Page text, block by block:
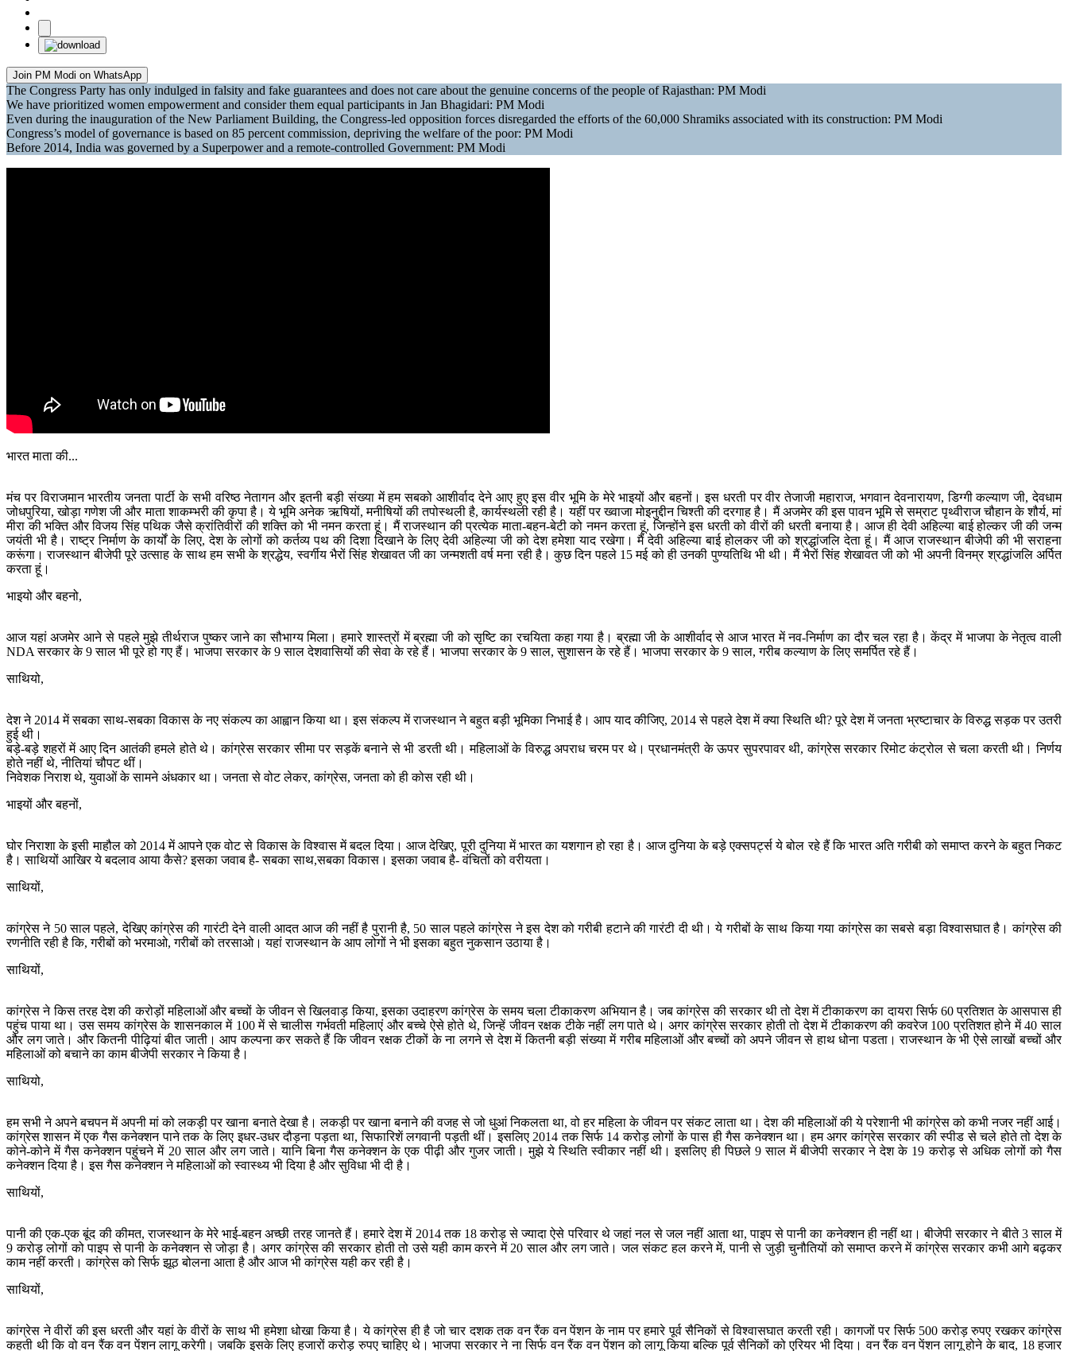
Join PM Modi on WhatsApp
The Congress Party has only indulged in falsity and fake guarantees and does not care about the genuine concerns of the people of Rajasthan: PM Modi
We have prioritized women empowerment and consider them equal participants in Jan Bhagidari: PM Modi
Even during the inauguration of the New Parliament Building, the Congress-led opposition forces disregarded the efforts of the 60,000 Shramiks associated with its construction: PM Modi
Congress’s model of governance is based on 85 percent commission, depriving the welfare of the poor: PM Modi
Before 2014, India was governed by a Superpower and a remote-controlled Government: PM Modi
भारत माता की...
मंच पर विराजमान भारतीय जनता पार्टी के सभी वरिष्ठ नेतागन और इतनी बड़ी संख्या में हम सबको आशीर्वाद देने आए हुए इस वीर भूमि के मेरे भाइयों और बहनों। इस धरती पर वीर तेजाजी महाराज, भगवान देवनारायण, डिग्गी कल्याण जी, देवधाम
जोधपुरिया, खोड़ा गणेश जी और माता शाकम्भरी की कृपा है। ये भूमि अनेक ऋषियों, मनीषियों की तपोस्थली है, कार्यस्थली रही है। यहीं पर ख्वाजा मोइनुद्दीन चिश्ती की दरगाह है। मैं अजमेर की इस पावन भूमि से सम्राट पृथ्वीराज चौहान के शौर्य, मां
मीरा की भक्ति और विजय सिंह पथिक जैसे क्रांतिवीरों की शक्ति को भी नमन करता हूं। मैं राजस्थान की प्रत्येक माता-बहन-बेटी को नमन करता हूं, जिन्होंने इस धरती को वीरों की धरती बनाया है। आज ही देवी अहिल्या बाई होल्कर जी की जन्म
जयंती भी है। राष्ट्र निर्माण के कार्यों के लिए, देश के लोगों को कर्तव्य पथ की दिशा दिखाने के लिए देवी अहिल्या जी को देश हमेशा याद रखेगा। मैं देवी अहिल्या बाई होलकर जी को श्रद्धांजलि देता हूं। मैं आज राजस्थान बीजेपी की भी सराहना
करूंगा। राजस्थान बीजेपी पूरे उत्साह के साथ हम सभी के श्रद्धेय, स्वर्गीय भैरों सिंह शेखावत जी का जन्मशती वर्ष मना रही है। कुछ दिन पहले 15 मई को ही उनकी पुण्यतिथि भी थी। मैं भैरों सिंह शेखावत जी को भी अपनी विनम्र श्रद्धांजलि अर्पित
करता हूं।
भाइयो और बहनो,
आज यहां अजमेर आने से पहले मुझे तीर्थराज पुष्कर जाने का सौभाग्य मिला। हमारे शास्त्रों में ब्रह्मा जी को सृष्टि का रचयिता कहा गया है। ब्रह्मा जी के आशीर्वाद से आज भारत में नव-निर्माण का दौर चल रहा है। केंद्र में भाजपा के नेतृत्व वाली
NDA सरकार के 9 साल भी पूरे हो गए हैं। भाजपा सरकार के 9 साल देशवासियों की सेवा के रहे हैं। भाजपा सरकार के 9 साल, सुशासन के रहे हैं। भाजपा सरकार के 9 साल, गरीब कल्याण के लिए समर्पित रहे हैं।
साथियो,
देश ने 2014 में सबका साथ-सबका विकास के नए संकल्प का आह्वान किया था। इस संकल्प में राजस्थान ने बहुत बड़ी भूमिका निभाई है। आप याद कीजिए, 2014 से पहले देश में क्या स्थिति थी? पूरे देश में जनता भ्रष्टाचार के विरुद्ध सड़क पर उतरी
हुई थी।
बड़े-बड़े शहरों में आए दिन आतंकी हमले होते थे। कांग्रेस सरकार सीमा पर सड़कें बनाने से भी डरती थी। महिलाओं के विरुद्ध अपराध चरम पर थे। प्रधानमंत्री के ऊपर सुपरपावर थी, कांग्रेस सरकार रिमोट कंट्रोल से चला करती थी। निर्णय
होते नहीं थे, नीतियां चौपट थीं।
निवेशक निराश थे, युवाओं के सामने अंधकार था। जनता से वोट लेकर, कांग्रेस, जनता को ही कोस रही थी।
भाइयों और बहनों,
घोर निराशा के इसी माहौल को 2014 में आपने एक वोट से विकास के विश्वास में बदल दिया। आज देखिए, पूरी दुनिया में भारत का यशगान हो रहा है। आज दुनिया के बड़े एक्सपर्ट्स ये बोल रहे हैं कि भारत अति गरीबी को समाप्त करने के बहुत निकट
है। साथियों आखिर ये बदलाव आया कैसे? इसका जवाब है- सबका साथ,सबका विकास। इसका जवाब है- वंचितों को वरीयता।
साथियों,
कांग्रेस ने 50 साल पहले, देखिए कांग्रेस की गारंटी देने वाली आदत आज की नहीं है पुरानी है, 50 साल पहले कांग्रेस ने इस देश को गरीबी हटाने की गारंटी दी थी। ये गरीबों के साथ किया गया कांग्रेस का सबसे बड़ा विश्वासघात है। कांग्रेस की
रणनीति रही है कि, गरीबों को भरमाओ, गरीबों को तरसाओ। यहां राजस्थान के आप लोगों ने भी इसका बहुत नुकसान उठाया है।
साथियों,
कांग्रेस ने किस तरह देश की करोड़ों महिलाओं और बच्चों के जीवन से खिलवाड़ किया, इसका उदाहरण कांग्रेस के समय चला टीकाकरण अभियान है। जब कांग्रेस की सरकार थी तो देश में टीकाकरण का दायरा सिर्फ 60 प्रतिशत के आसपास ही
पहुंच पाया था। उस समय कांग्रेस के शासनकाल में 100 में से चालीस गर्भवती महिलाएं और बच्चे ऐसे होते थे, जिन्हें जीवन रक्षक टीके नहीं लग पाते थे। अगर कांग्रेस सरकार होती तो देश में टीकाकरण की कवरेज 100 प्रतिशत होने में 40 साल
और लग जाते। और कितनी पीढ़ियां बीत जाती। आप कल्पना कर सकते हैं कि जीवन रक्षक टीकों के ना लगने से देश में कितनी बड़ी संख्या में गरीब महिलाओं और बच्चों को अपने जीवन से हाथ धोना पडता। राजस्थान के भी ऐसे लाखों बच्चों और
महिलाओं को बचाने का काम बीजेपी सरकार ने किया है।
साथियो,
हम सभी ने अपने बचपन में अपनी मां को लकड़ी पर खाना बनाते देखा है। लकड़ी पर खाना बनाने की वजह से जो धुआं निकलता था, वो हर महिला के जीवन पर संकट लाता था। देश की महिलाओं की ये परेशानी भी कांग्रेस को कभी नजर नहीं आई।
कांग्रेस शासन में एक गैस कनेक्शन पाने तक के लिए इधर-उधर दौड़ना पड़ता था, सिफारिशें लगवानी पड़ती थीं। इसलिए 2014 तक सिर्फ 14 करोड़ लोगों के पास ही गैस कनेक्शन था। हम अगर कांग्रेस सरकार की स्पीड से चले होते तो देश के
कोने-कोने में गैस कनेक्शन पहुंचने में 20 साल और लग जाते। यानि बिना गैस कनेक्शन के एक पीढ़ी और गुजर जाती। मुझे ये स्थिति स्वीकार नहीं थी। इसलिए ही पिछले 9 साल में बीजेपी सरकार ने देश के 19 करोड़ से अधिक लोगों को गैस
कनेक्शन दिया है। इस गैस कनेक्शन ने महिलाओं को स्वास्थ्य भी दिया है और सुविधा भी दी है।
साथियों,
पानी की एक-एक बूंद की कीमत, राजस्थान के मेरे भाई-बहन अच्छी तरह जानते हैं। हमारे देश में 2014 तक 18 करोड़ से ज्यादा ऐसे परिवार थे जहां नल से जल नहीं आता था, पाइप से पानी का कनेक्शन ही नहीं था। बीजेपी सरकार ने बीते 3 साल में
9 करोड़ लोगों को पाइप से पानी के कनेक्शन से जोड़ा है। अगर कांग्रेस की सरकार होती तो उसे यही काम करने में 20 साल और लग जाते। जल संकट हल करने में, पानी से जुड़ी चुनौतियों को समाप्त करने में कांग्रेस सरकार कभी आगे बढ़कर
काम नहीं करती। कांग्रेस को सिर्फ झूठ बोलना आता है और आज भी कांग्रेस यही कर रही है।
साथियों,
कांग्रेस ने वीरों की इस धरती और यहां के वीरों के साथ भी हमेशा धोखा किया है। ये कांग्रेस ही है जो चार दशक तक वन रैंक वन पेंशन के नाम पर हमारे पूर्व सैनिकों से विश्वासघात करती रही। कागजों पर सिर्फ 500 करोड़ रुपए रखकर कांग्रेस
कहती थी कि वो वन रैंक वन पेंशन लागू करेगी। जबकि इसके लिए हजारों करोड़ रुपए चाहिए थे। भाजपा सरकार ने ना सिर्फ वन रैंक वन पेंशन को लागू किया बल्कि पूर्व सैनिकों को एरियर भी दिया। वन रैंक वन पेंशन लागू होने के बाद, 18 हजार